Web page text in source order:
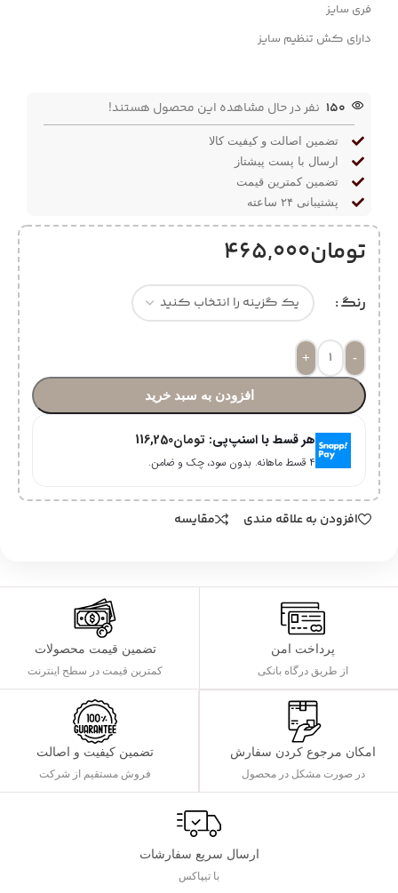
فری سایز
دارای کش تنظیم سایز
150 نفر در حال مشاهده این محصول هستند!
تضمین اصالت و کیفیت کالا
ارسال با پست پیشتاز
تضمین کمترین قیمت
پشتیبانی ۲۴ ساعته
تومان465,000
رنگ
-
+
افزودن به سبد خرید
هر قسط با اسنپ‌پی: تومان116,250
۴ قسط ماهانه. بدون سود، چک و ضامن.
افزودن به علاقه مندی مقایسه
پرداخت امن
از طریق درگاه بانکی
تضمین قیمت محصولات
کمترین قیمت در سطح اینترنت
امکان مرجوع کردن سفارش
در صورت مشکل در محصول
تضمین کیفیت و اصالت
فروش مستقیم از شرکت
ارسال سریع سفارشات
با تیپاکس